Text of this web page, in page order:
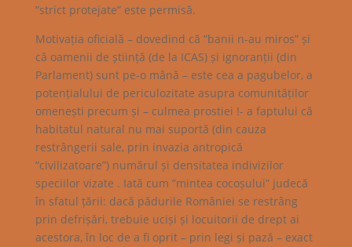
”strict protejate” este permisă.
Motivația oficială – dovedind că ”banii n-au miros” și
că oamenii de știință (de la ICAS) și ignoranții (din
Parlament) sunt pe-o mână – este cea a pagubelor, a
potențialului de periculozitate asupra comunităților
omenești precum și – culmea prostiei !- a faptului că
habitatul natural nu mai suportă (din cauza
restrângerii sale, prin invazia antropică
”civilizatoare”) numărul și densitatea indivizilor
speciilor vizate . Iată cum ”mintea cocoșului” judecă
în sfatul țării: dacă pădurile României se restrâng
prin defrișări, trebuie uciși și locuitorii de drept ai
acestora, în loc de a fi oprit – prin legi și pază – exact